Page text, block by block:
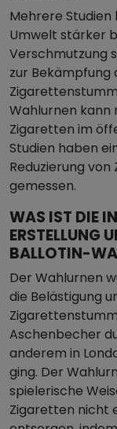
Mehrere Studien
Umwelt stärker
Verschmutzung
zur Bekämpfung
Wahlurnen kann
Zigaretten im
Studien haben
Reduzierung
gemessen.
WAS IST DIE
ERSTELLUNG
BALLOTIN-
Der Wahlurnen
die Belästigung
Aschenbecher
anderem in
ging. Der
spielerische
Zigaretten nicht